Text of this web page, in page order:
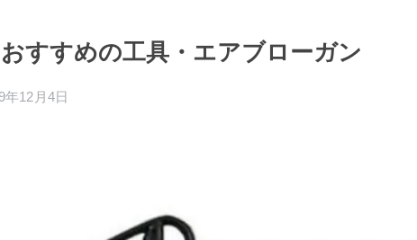
すすめの工具・エアブローガン
年12月4日